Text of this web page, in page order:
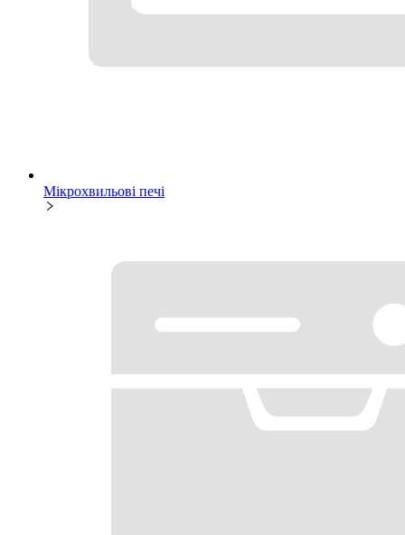
Мікрохвильові печі